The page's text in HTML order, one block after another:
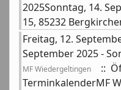
2025Sonntag, 14.
15, 85232
Freitag, 12.
September 2025 -
MF Wiedergeltingen
::
TerminkalenderMF